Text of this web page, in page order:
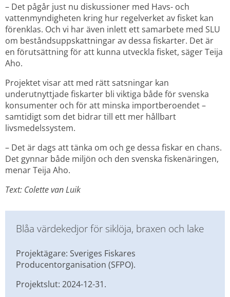
– Det pågår just nu diskussioner med Havs- och
vattenmyndigheten kring hur regelverket av fisket kan
förenklas. Och vi har även inlett ett samarbete med SLU
om beståndsuppskattningar av dessa fiskarter. Det är
en förutsättning för att kunna utveckla fisket, säger Teija
Aho.
Projektet visar att med rätt satsningar kan
underutnyttjade fiskarter bli viktiga både för svenska
konsumenter och för att minska importberoendet –
samtidigt som det bidrar till ett mer hållbart
livsmedelssystem.
– Det är dags att tänka om och ge dessa fiskar en chans.
Det gynnar både miljön och den svenska fiskenäringen,
menar Teija Aho.
Text: Colette van Luik
Blåa värdekedjor för siklöja, braxen och lake
Projektägare: Sveriges Fiskares
Producentorganisation (SFPO).
Projektslut: 2024-12-31.